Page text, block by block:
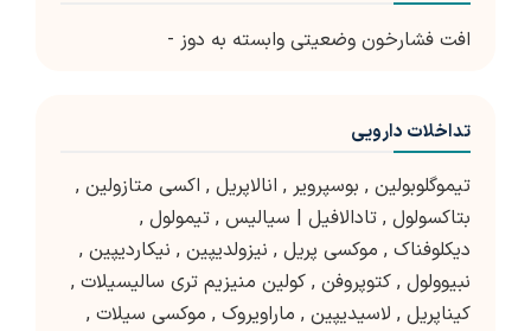
افت فشارخون وضعیتی وابسته به دوز -
تداخلات دارویی
تیموگلوبولین , بوسپرویر , انالاپریل , اکسی متازولین ,
بتاکسولول , تادالافیل | سیالیس , تیمولول ,
دیکلوفناک , موکسی پریل , نیزولدیپین , نیکاردیپین ,
نبیوولول , کتوپروفن , کولین منیزیم تری سالیسیلات ,
کیناپریل , لاسیدیپین , ماراویروک , موکسی سیلات ,